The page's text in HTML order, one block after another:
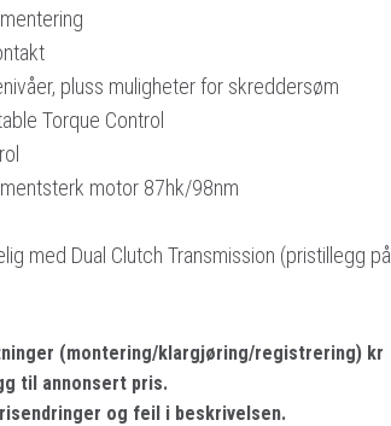
pluss muligheter for skreddersøm
Torque Control
motor 87hk/98nm
med Dual Clutch Transmission (pristillegg på
(montering/klargjøring/registrering) kr
til annonsert pris.
og feil i beskrivelsen.